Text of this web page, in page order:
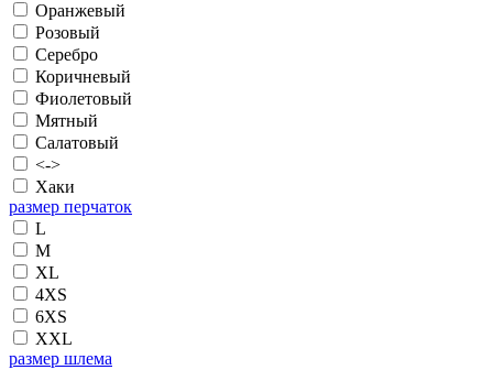
Оранжевый
Розовый
Серебро
Коричневый
Фиолетовый
Мятный
Салатовый
<->
Хаки
размер перчаток
L
M
XL
4XS
6XS
XXL
размер шлема